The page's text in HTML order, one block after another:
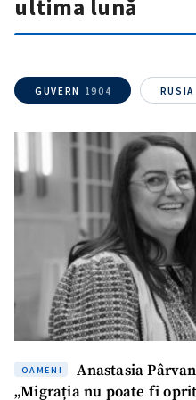
ultima lună
GUVERN 1904 RUSIA
OAMENI
Anastasia
„Migrația nu poate fi
confidențialitate